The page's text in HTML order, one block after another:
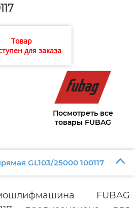
Товар
для заказа
Посмотреть все
товары FUBAG
GL103/25000 100117
FUBAG